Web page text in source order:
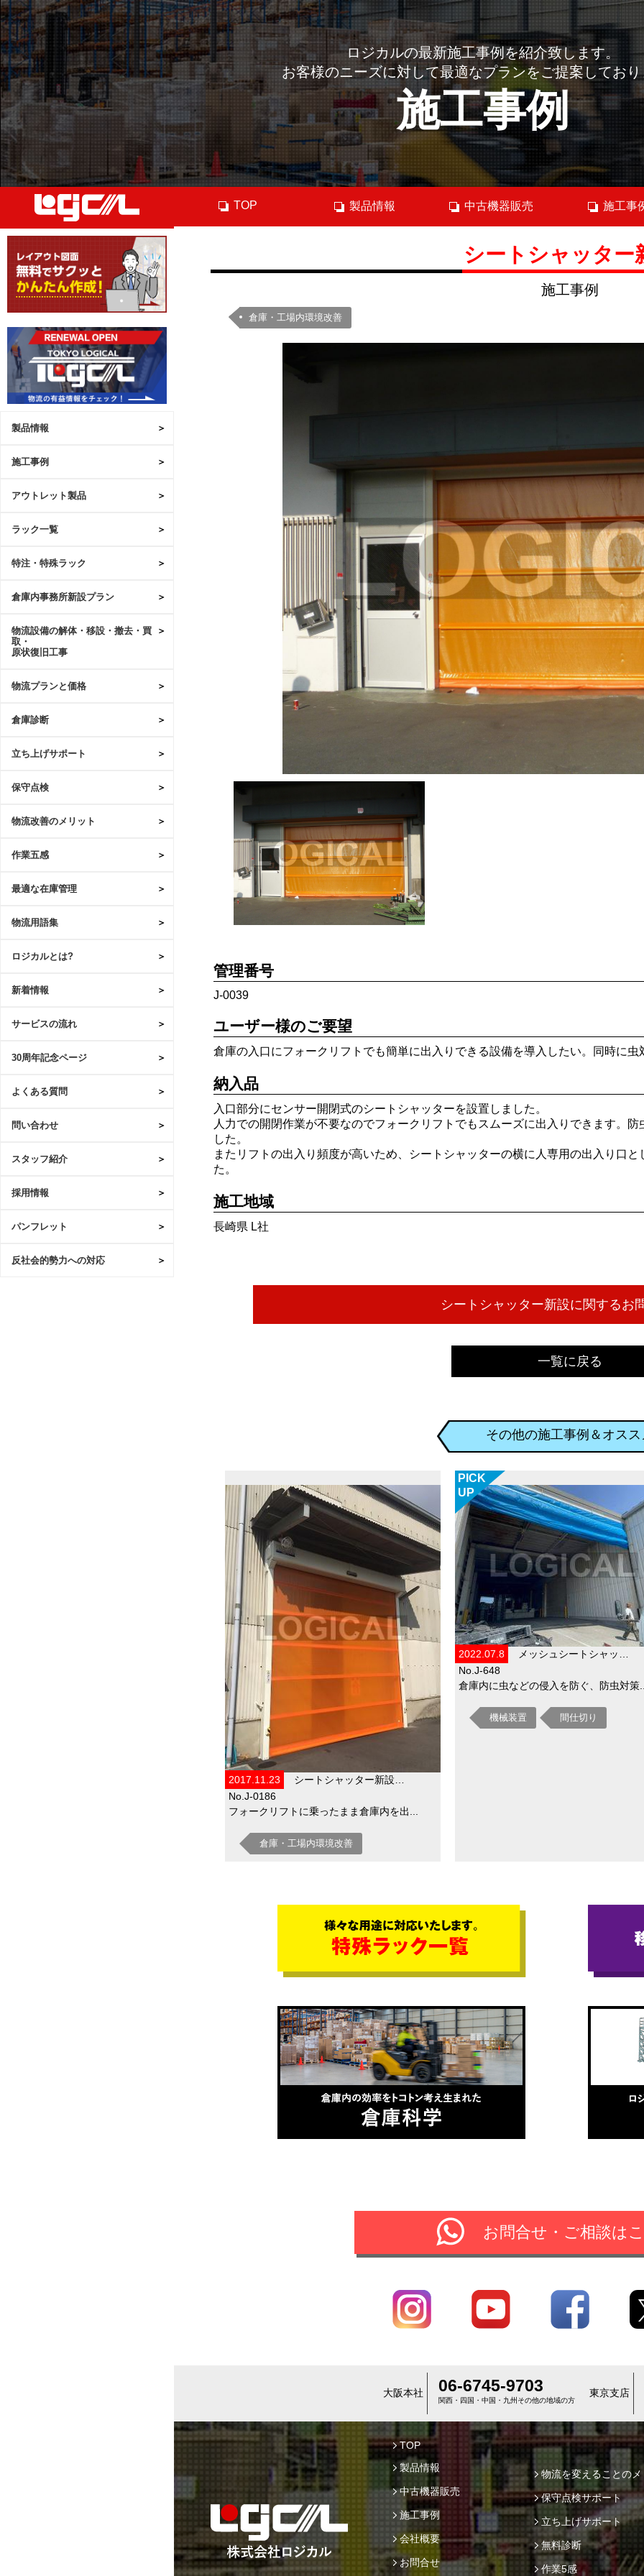
ロジカルの最新施工事例を紹介致します。
お客様のニーズに対して最適なプランをご提案してお
施工事例
製品情報
施工事例
アウトレット製品
ラック一覧
特注・特殊ラック
倉庫内事務所新設プラン
物流設備の解体・移設・撤去・買
取・
原状復旧工事
物流プランと価格
倉庫診断
立ち上げサポート
保守点検
物流改善のメリット
作業五感
最適な在庫管理
物流用語集
ロジカルとは?
新着情報
サービスの流れ
30周年記念ページ
よくある質問
問い合わせ
スタッフ紹介
採用情報
パンフレット
反社会的勢力への対応
TOP 製品情報 中古機器販売 施工事
シートシャッター
施工事例
倉庫・工場内環境改善
管理番号
J-0039
ユーザー様のご要望
倉庫の入口にフォークリフトでも簡単に出入りできる設備を導入したい。同時に虫
納入品
入口部分にセンサー開閉式のシートシャッターを設置しました。
人力での開閉作業が不要なのでフォークリフトでもスムーズに出入りできます。
した。
またリフトの出入り頻度が高いため、シートシャッターの横に人専用の出入り口
た。
施工地域
長崎県 L社
一覧に戻る
その他の施工事例＆オスス
2017.11.23
シートシャッター新設…
No.J-0186
フォークリフトに乗ったまま倉庫内を出...
倉庫・工場内環境改善
PICK
UP
2022.07.8
メッシュシートシャッ…
No.J-648
倉庫内に虫などの侵入を防ぐ、防虫対策
機械装置 間仕切り
お問合せ・ご相談は
大阪本社 06-6745-9703
関西・四国・中国・九州その他の地域の方
東京支店
TOP
製品情報
中古機器販売
施工事例
会社概要
お問合せ
物流を変えることの
保守点検サポート
立ち上げサポート
無料診断
作業5感